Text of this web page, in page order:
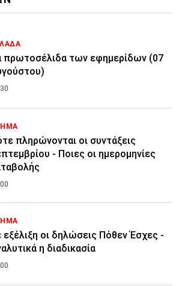
πρωτοσέλιδα των εφημερίδων (07
πληρώνονται οι συντάξεις
- Ποιες οι ημερομηνίες
εξέλιξη οι δηλώσεις Πόθεν Έσχες -
η διαδικασία